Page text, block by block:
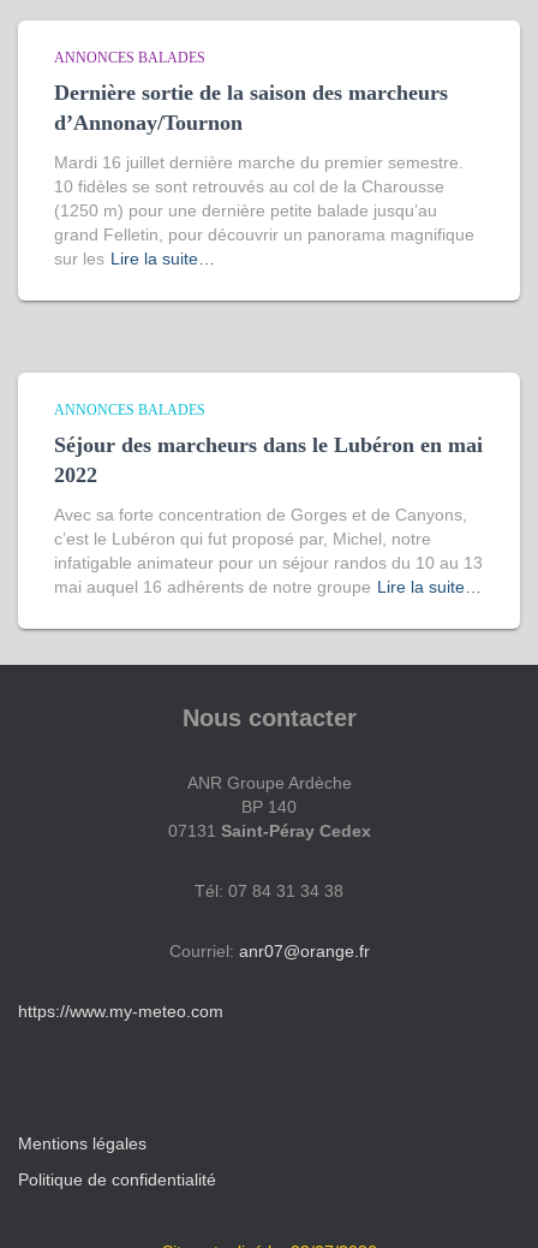
ANNONCES BALADES
Dernière sortie de la saison des marcheurs
d’Annonay/Tournon
Mardi 16 juillet dernière marche du premier semestre.
10 fidèles se sont retrouvés au col de la Charousse
(1250 m) pour une dernière petite balade jusqu’au
grand Felletin, pour découvrir un panorama magnifique
sur les Lire la suite…
ANNONCES BALADES
Séjour des marcheurs dans le Lubéron en mai
2022
Avec sa forte concentration de Gorges et de Canyons,
c’est le Lubéron qui fut proposé par, Michel, notre
infatigable animateur pour un séjour randos du 10 au 13
mai auquel 16 adhérents de notre groupe Lire la suite…
Nous contacter
ANR Groupe Ardèche
BP 140
07131 Saint-Péray Cedex
Tél: 07 84 31 34 38
Courriel: anr07@orange.fr
https://www.my-meteo.com
Mentions légales
Politique de confidentialité